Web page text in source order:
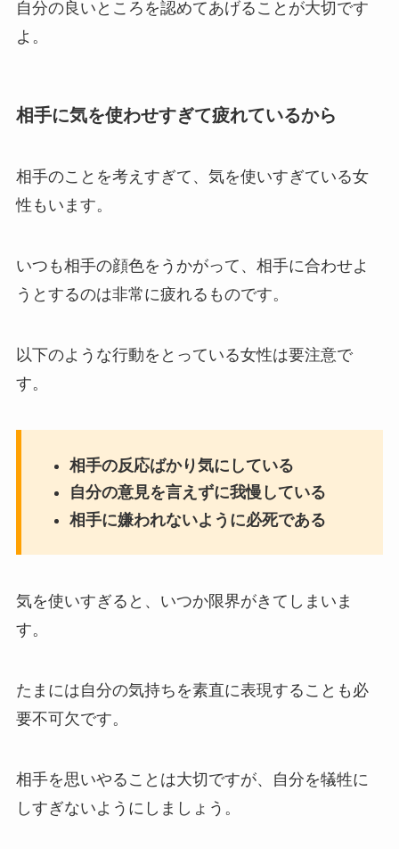
自分の良いところを認めてあげることが大切です
よ。
相手に気を使わせすぎて疲れているから
相手のことを考えすぎて、気を使いすぎている女
性もいます。
いつも相手の顔色をうかがって、相手に合わせよ
うとするのは非常に疲れるものです。
以下のような行動をとっている女性は要注意で
す。
相手の反応ばかり気にしている
自分の意見を言えずに我慢している
相手に嫌われないように必死である
気を使いすぎると、いつか限界がきてしまいま
す。
たまには自分の気持ちを素直に表現することも必
要不可欠です。
相手を思いやることは大切ですが、自分を犠牲に
しすぎないようにしましょう。